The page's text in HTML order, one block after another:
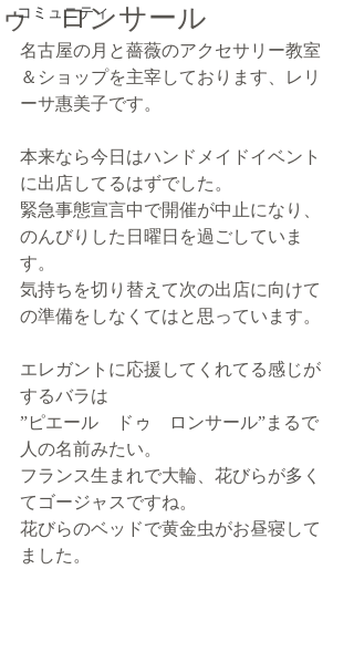
コミュニティ
ゥ ロンサール
名古屋の月と薔薇のアクセサリー教室
＆ショップを主宰しております、レリ
ーサ惠美子です。
本来なら今日はハンドメイドイベント
に出店してるはずでした。
緊急事態宣言中で開催が中止になり、
のんびりした日曜日を過ごしていま
す。
気持ちを切り替えて次の出店に向けて
の準備をしなくてはと思っています。
エレガントに応援してくれてる感じが
するバラは
”ピエール　ドゥ　ロンサール”まるで
人の名前みたい。
フランス生まれで大輪、花びらが多く
てゴージャスですね。
花びらのベッドで黄金虫がお昼寝して
ました。